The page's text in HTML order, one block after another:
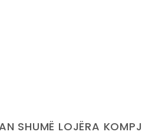
SHUMË LOJËRA